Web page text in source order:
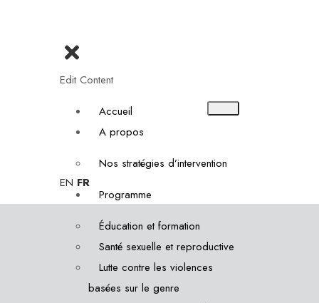
Edit Content
Accueil
A propos
Nos stratégies d’intervention
Programme
Éducation et formation
Santé sexuelle et reproductive
Lutte contre les violences
basées sur le genre
EN FR